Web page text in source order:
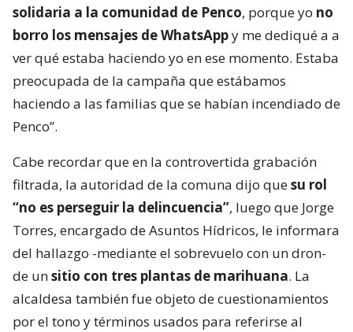
solidaria a la comunidad de Penco, porque yo no
borro los mensajes de WhatsAppy me dediqué a a
ver qué estaba haciendo yo en ese momento. Estaba
preocupada de la campaña que estábamos
haciendo a las familias que se habían incendiado de
Penco”.
Cabe recordar que en la controvertida grabación
filtrada, la autoridad de la comuna dijo quesu rol
“no es perseguir la delincuencia”, luego que Jorge
Torres, encargado de Asuntos Hídricos, le informara
del hallazgo -mediante el sobrevuelo con un dron-
de unsitio con tres plantas de marihuana. La
alcaldesa también fue objeto de cuestionamientos
por el tono y términos usados para referirse al